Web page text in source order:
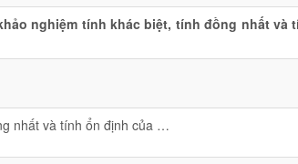
nghiệm tính khác biệt, tính đồng nhất
nhất và tính ổn định của …